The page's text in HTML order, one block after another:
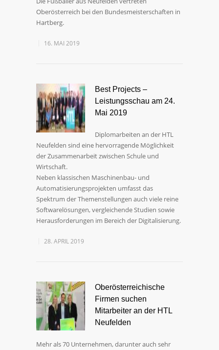
Oberösterreich bei den Bundesmeisterschaften in
Hartberg.
16. MAI 2019
Best Projects –
Leistungsschau am 24.
Mai 2019
Diplomarbeiten an der HTL
Neufelden sind eine hervorragende Möglichkeit
der Zusammenarbeit zwischen Schule und
Wirtschaft.
Neben klassischen Maschinenbau- und
Automatisierungsprojekten umfasst das
Spektrum der Themenstellungen auch viele reine
Softwarelösungen, vergleichende Studien sowie
Herausforderungen im Bereich der Digitalisierung.
28. APRIL 2019
Oberösterreichische
Firmen suchen
Mitarbeiter an der HTL
Neufelden
Mehr als 70 Unternehmen, darunter auch sehr